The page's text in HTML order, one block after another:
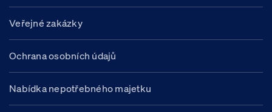
Veřejné zakázky
Ochrana osobních údajů
Nabídka nepotřebného majetku